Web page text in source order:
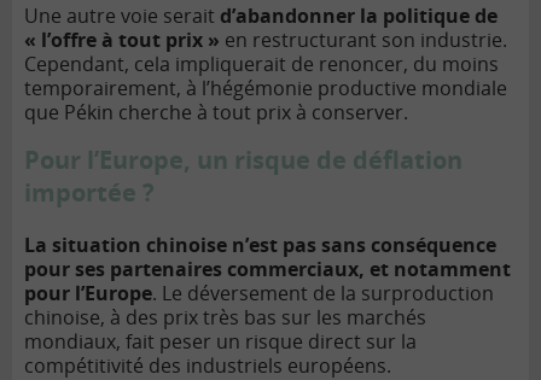
Une autre voie serait d’abandonner la politique de
« l’offre à tout prix » en restructurant son industrie.
Cependant, cela impliquerait de renoncer, du moins
temporairement, à l’hégémonie productive mondiale
que Pékin cherche à tout prix à conserver.
Pour l’Europe, un risque de déflation
importée ?
La situation chinoise n’est pas sans conséquence
pour ses partenaires commerciaux, et notamment
pour l’Europe. Le déversement de la surproduction
chinoise, à des prix très bas sur les marchés
mondiaux, fait peser un risque direct sur la
compétitivité des industriels européens.